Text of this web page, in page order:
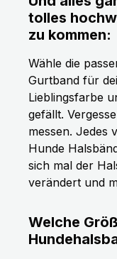
tolles
zu kommen:
Wähle die
Gurtband für
Lieblingsfarbe
gefällt.
messen. Jedes
Hunde
sich mal der
verändert und
Welche